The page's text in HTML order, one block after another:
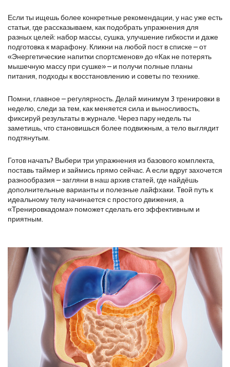
Если ты ищешь более конкретные рекомендации, у нас уже есть
статьи, где рассказываем, как подобрать упражнения для
разных целей: набор массы, сушка, улучшение гибкости и даже
подготовка к марафону. Кликни на любой пост в списке – от
«Энергетические напитки спортсменов» до «Как не потерять
мышечную массу при сушке» – и получи полные планы
питания, подходы к восстановлению и советы по технике.
Помни, главное – регулярность. Делай минимум 3 тренировки в
неделю, следи за тем, как меняется сила и выносливость,
фиксируй результаты в журнале. Через пару недель ты
заметишь, что становишься более подвижным, а тело выглядит
подтянутым.
Готов начать? Выбери три упражнения из базового комплекта,
поставь таймер и займись прямо сейчас. А если вдруг захочется
разнообразия – загляни в наш архив статей, где найдёшь
дополнительные варианты и полезные лайфхаки. Твой путь к
идеальному телу начинается с простого движения, а
«Тренировкадома» поможет сделать его эффективным и
приятным.